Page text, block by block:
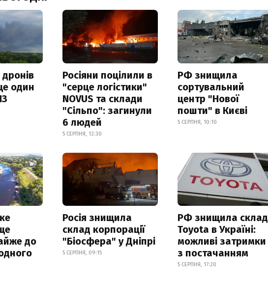
один
Росіяни поцілили в
"серце логістики"
NOVUS та склади
"Сільпо": загинули
6 людей
5 СЕРПНЯ, 12:30
РФ знищила
сортувальний
центр "Нової
пошти" в Києві
5 СЕРПНЯ, 10:10
до
Росія знищила
склад корпорації
"Біосфера" у Дніпрі
5 СЕРПНЯ, 09:15
РФ знищила склад
Toyota в Україні:
можливі затримки
з постачанням
5 СЕРПНЯ, 17:20